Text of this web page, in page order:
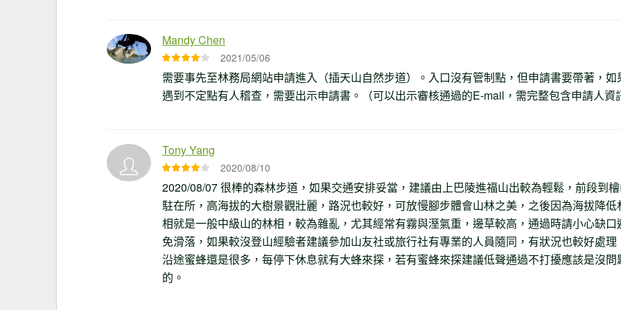
Mandy Chen
2021/05/06
需要事先至林務局網站申請進入（插天山自然步道）。入口沒有管制點，但申請書要帶著，如
遇到不定點有人稽查，需要出示申請書。（可以出示審核通過的E-mail，需完整包含申請人資
Tony Yang
2020/08/10
2020/08/07 很棒的森林步道，如果交通安排妥當，建議由上巴陵進福山出較為輕鬆，前段到
駐在所，高海拔的大樹景觀壯麗，路況也較好，可放慢腳步體會山林之美，之後因為海拔降低
相就是一般中級山的林相，較為雜亂，尤其經常有霧與溼氣重，邊草較高，通過時請小心缺口
免滑落，如果較沒登山經驗者建議參加山友社或旅行社有專業的人員隨同，有狀況也較好處理
沿途蜜蜂還是很多，每停下休息就有大蜂來探，若有蜜蜂來探建議低聲通過不打擾應該是沒問
的。